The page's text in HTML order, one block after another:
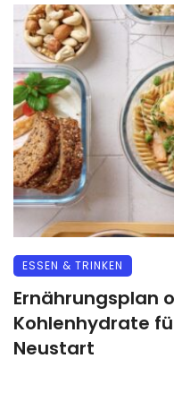
ESSEN & TRINKEN
Ernährungsplan
Kohlenhydrate
Neustart